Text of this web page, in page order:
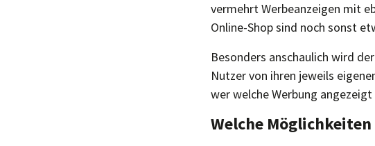
vermehrt Werbeanzeigen mit
Online-Shop sind noch sonst
Besonders anschaulich wird
Nutzer von ihren jeweils
wer welche Werbung
Welche Möglichkeiten